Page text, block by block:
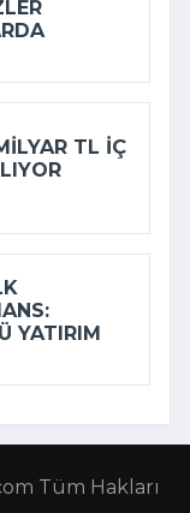
TL IÇ
YATIRIM
Tüm Hakları